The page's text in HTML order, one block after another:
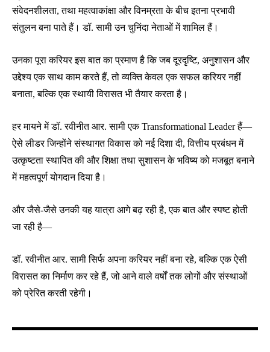
संवेदनशीलता, तथा महत्वाकांक्षा और विनम्रता के बीच इतना प्रभावी
संतुलन बना पाते हैं। डॉ. सामी उन चुनिंदा नेताओं में शामिल हैं।
उनका पूरा करियर इस बात का प्रमाण है कि जब दूरदृष्टि, अनुशासन और
उद्देश्य एक साथ काम करते हैं, तो व्यक्ति केवल एक सफल करियर नहीं
बनाता, बल्कि एक स्थायी विरासत भी तैयार करता है।
हर मायने में डॉ. रवीनीत आर. सामी एक Transformational Leader हैं—
ऐसे लीडर जिन्होंने संस्थागत विकास को नई दिशा दी, वित्तीय प्रबंधन में
उत्कृष्टता स्थापित की और शिक्षा तथा सुशासन के भविष्य को मजबूत बनाने
में महत्वपूर्ण योगदान दिया है।
और जैसे-जैसे उनकी यह यात्रा आगे बढ़ रही है, एक बात और स्पष्ट होती
जा रही है—
डॉ. रवीनीत आर. सामी सिर्फ अपना करियर नहीं बना रहे, बल्कि एक ऐसी
विरासत का निर्माण कर रहे हैं, जो आने वाले वर्षों तक लोगों और संस्थाओं
को प्रेरित करती रहेगी।